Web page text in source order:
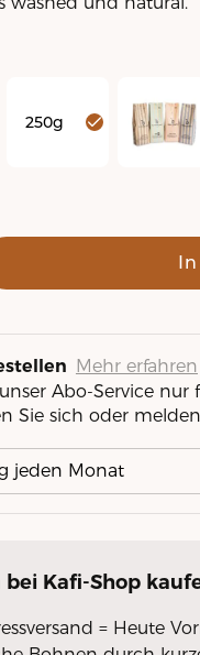
250g
Mehr erfahren
Abo-Service
Sie sich oder
bei Kafi-Shop
= Heute